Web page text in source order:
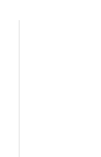
美 해상봉쇄 영향
'활짝'
선물 1%대 상승
후퇴